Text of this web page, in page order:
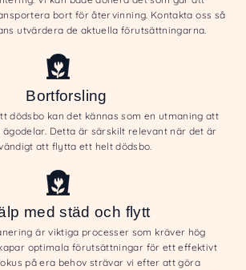
bort för återvinning. Kontakta oss så
utvärdera de aktuella förutsättningarna.
Bortforsling
dödsbo kan det kännas som en utmaning att
ägodelar. Detta är särskilt relevant när det är
att flytta ett helt dödsbo.
med städ och flytt
är viktiga processer som kräver hög
optimala förutsättningar för ett effektivt
på era behov strävar vi efter att göra